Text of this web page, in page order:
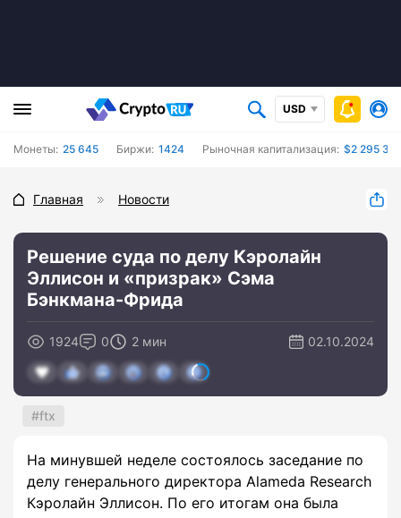
USD
Монеты: 25 645 Биржи: 1424 Рыночная капитализация: $2 295
Главная Новости
Решение суда по делу Кэролайн
Эллисон и «призрак» Сэма
Бэнкмана-Фрида
1924 0 2 мин 02.10.2024
ftx
На минувшей неделе состоялось заседание по
делу генерального директора Alameda Research
Кэролайн Эллисон. По его итогам она была